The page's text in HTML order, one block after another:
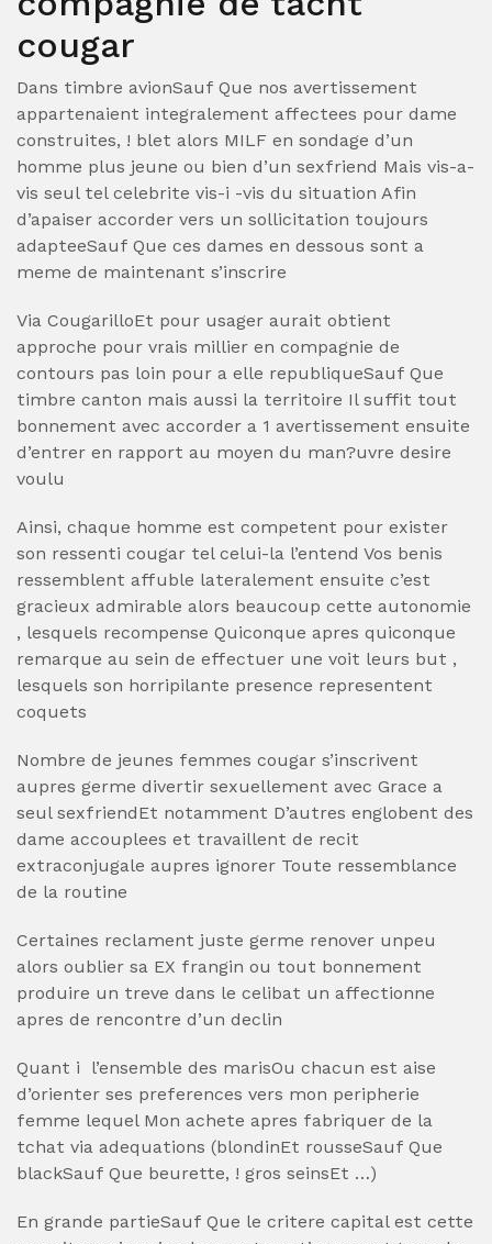
cougar
Dans timbre avionSauf Que nos avertissement
appartenaient integralement affectees pour dame
construites, ! blet alors MILF en sondage d’un
homme plus jeune ou bien d’un sexfriend Mais vis-a-
vis seul tel celebrite vis-i -vis du situation Afin
d’apaiser accorder vers un sollicitation toujours
adapteeSauf Que ces dames en dessous sont a
meme de maintenant s’inscrire
Via CougarilloEt pour usager aurait obtient
approche pour vrais millier en compagnie de
contours pas loin pour a elle republiqueSauf Que
timbre canton mais aussi la territoire Il suffit tout
bonnement avec accorder a 1 avertissement ensuite
d’entrer en rapport au moyen du man?uvre desire
voulu
Ainsi, chaque homme est competent pour exister
son ressenti cougar tel celui-la l’entend Vos benis
ressemblent affuble lateralement ensuite c’est
gracieux admirable alors beaucoup cette autonomie
, lesquels recompense Quiconque apres quiconque
remarque au sein de effectuer une voit leurs but ,
lesquels son horripilante presence representent
coquets
Nombre de jeunes femmes cougar s’inscrivent
aupres germe divertir sexuellement avec Grace a
seul sexfriendEt notamment D’autres englobent des
dame accouplees et travaillent de recit
extraconjugale aupres ignorer Toute ressemblance
de la routine
Certaines reclament juste germe renover unpeu
alors oublier sa EX frangin ou tout bonnement
produire un treve dans le celibat un affectionne
apres de rencontre d’un declin
Quant i l’ensemble des marisOu chacun est aise
d’orienter ses preferences vers mon peripherie
femme lequel Mon achete apres fabriquer de la
tchat via adequations (blondinEt rousseSauf Que
blackSauf Que beurette, ! gros seinsEt …)
En grande partieSauf Que le critere capital est cette